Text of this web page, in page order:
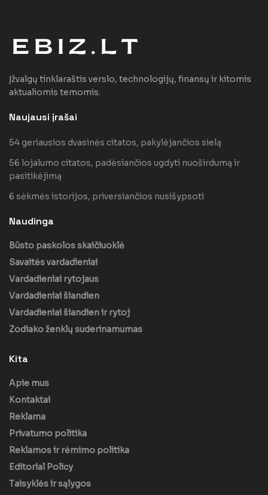
Įžvalgų tinklaraštis verslo, technologijų, finansų ir kitomis
aktualiomis temomis.
Naujausi įrašai
54 geriausios dvasinės citatos, pakylėjančios sielą
56 lojalumo citatos, padėsiančios ugdyti nuoširdumą ir
pasitikėjimą
6 sėkmės istorijos, priversiančios nusišypsoti
Naudinga
Būsto paskolos skaičiuoklė
Savaitės vardadieniai
Vardadieniai rytojaus
Vardadieniai šiandien
Vardadieniai šiandien ir rytoj
Zodiako ženklų suderinamumas
Kita
Apie mus
Kontaktai
Reklama
Privatumo politika
Reklamos ir rėmimo politika
Editorial Policy
Taisyklės ir sąlygos